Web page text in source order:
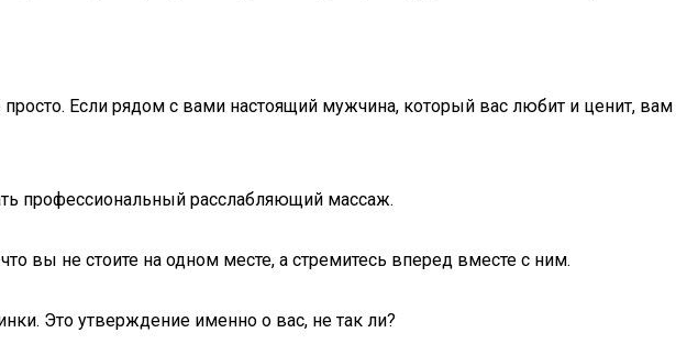
Если рядом с вами настоящий мужчина, который вас любит и ценит, вам
профессиональный расслабляющий массаж.
вы не стоите на одном месте, а стремитесь вперед вместе с ним.
Это утверждение именно о вас, не так ли?